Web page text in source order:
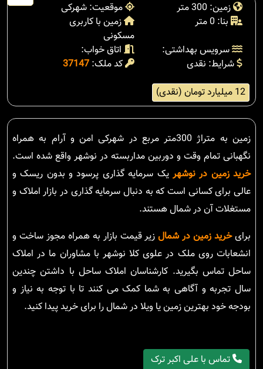
زمین: 300 متر
موقعیت: شهرکی
بنا: 0 متر
زمین با کاربری
مسکونی
سرویس بهداشتی:
اتاق خواب:
شرایط: نقدی
کد ملک: 37147
12 میلیارد تومان (نقدی)
زمین به متراژ 300متر مربع در شهرکی امن و آرام به همراه
نگهبانی تمام وقت و دوربین مداربسته در نوشهر واقع شده است.
خرید زمین در نوشهر یک سرمایه گذاری پرسود و بدون ریسک و
عالی برای کسانی است که به دنبال سرمایه گذاری در بازار املاک و
مستغلات آن در شمال هستند.
برایخرید زمین در شمالزیر قیمت بازار به همراه مجوز ساخت و
انشعابات روی ملک در علوی کلا نوشهر با مشاوران ما در املاک
ساحل تماس بگیرید. کارشناسان املاک ساحل با داشتن چندین
سال تجربه و آگاهی به شما کمک می کنند تا با توجه به نیاز و
بودجه خود بهترین زمین یا ویلا در شمال را برای خرید پیدا کنید.
تماس با علی اکبر ترک